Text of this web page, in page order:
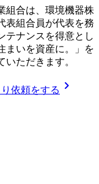
組合は、環境機器株
表組合員が代表を務
テナンスを得意とし
まいを資産に。」を
ただきます。
依頼をする chevron_right